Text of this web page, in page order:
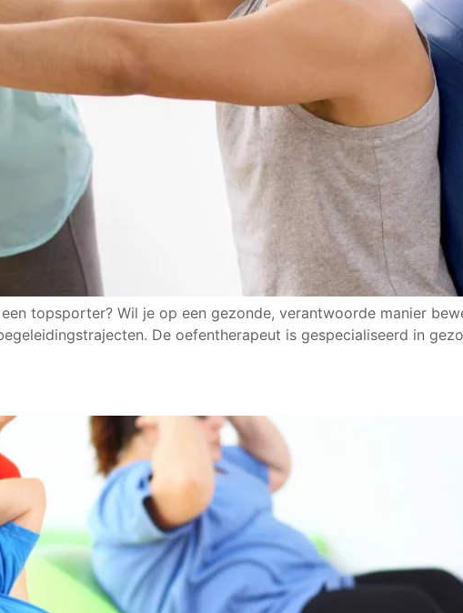
topsporter? Wil je op een gezonde, verantwoorde manier
De oefentherapeut is gespecialiseerd in